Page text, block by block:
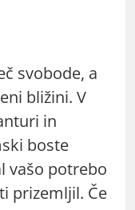
svobode, a
bližini. V
in
boste
vašo potrebo
prizemljil. Če